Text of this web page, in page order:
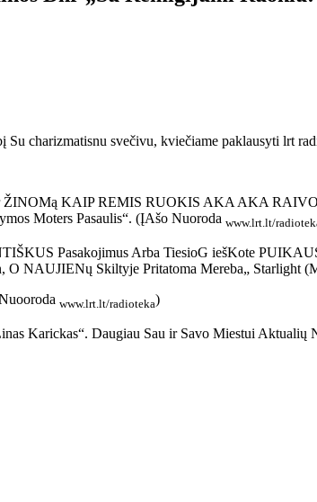
charizmatisnu svečivu, kviečiame paklausyti lrt
ŽINOMą KAIP REMIS RUOKIS AKA AKA
Moters Pasaulis“. (ĮAšo Nuoroda www.lrt.lt/
Pasakojimus Arba TiesioG iešKote
O NAUJIENų Skiltyje Pritatoma Mereba„ Starlight
www.lrt.lt/radioteka)
Karickas“. Daugiau Sau ir Savo Miestui